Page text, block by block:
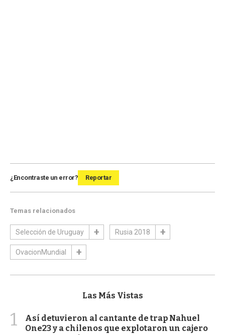
¿Encontraste un error? Reportar
Temas relacionados
Selección de Uruguay Rusia 2018
OvacionMundial
Las Más Vistas
1
Así detuvieron al cantante de trap Nahuel
One23 y a chilenos que explotaron un cajero